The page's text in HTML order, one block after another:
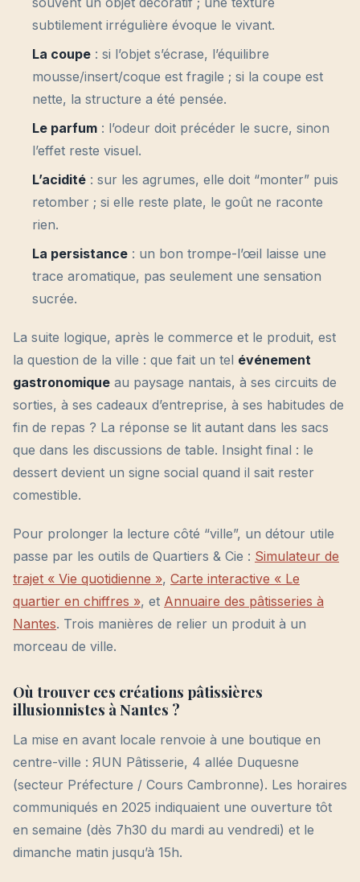
subtilement irrégulière évoque le vivant.
La coupe : si l’objet s’écrase, l’équilibre
mousse/insert/coque est fragile ; si la coupe est
nette, la structure a été pensée.
Le parfum : l’odeur doit précéder le sucre, sinon
l’effet reste visuel.
L’acidité : sur les agrumes, elle doit “monter” puis
retomber ; si elle reste plate, le goût ne raconte
rien.
La persistance : un bon trompe-l’œil laisse une
trace aromatique, pas seulement une sensation
sucrée.
La suite logique, après le commerce et le produit, est
la question de la ville : que fait un tel événement
gastronomique au paysage nantais, à ses circuits de
sorties, à ses cadeaux d’entreprise, à ses habitudes de
fin de repas ? La réponse se lit autant dans les sacs
que dans les discussions de table. Insight final : le
dessert devient un signe social quand il sait rester
comestible.
Pour prolonger la lecture côté “ville”, un détour utile
passe par les outils de Quartiers & Cie : Simulateur de
trajet « Vie quotidienne », Carte interactive « Le
quartier en chiffres », et Annuaire des pâtisseries à
Nantes. Trois manières de relier un produit à un
morceau de ville.
Où trouver ces créations pâtissières
illusionnistes à Nantes ?
La mise en avant locale renvoie à une boutique en
centre-ville : ЯUN Pâtisserie, 4 allée Duquesne
(secteur Préfecture / Cours Cambronne). Les horaires
communiqués en 2025 indiquaient une ouverture tôt
en semaine (dès 7h30 du mardi au vendredi) et le
dimanche matin jusqu’à 15h.